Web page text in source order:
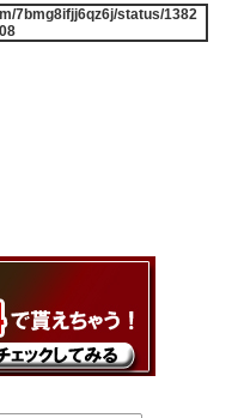
7bmg8ifjj6qz6j/status/1382